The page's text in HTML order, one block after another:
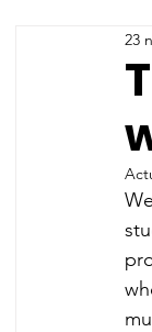
Lower
Upper
23